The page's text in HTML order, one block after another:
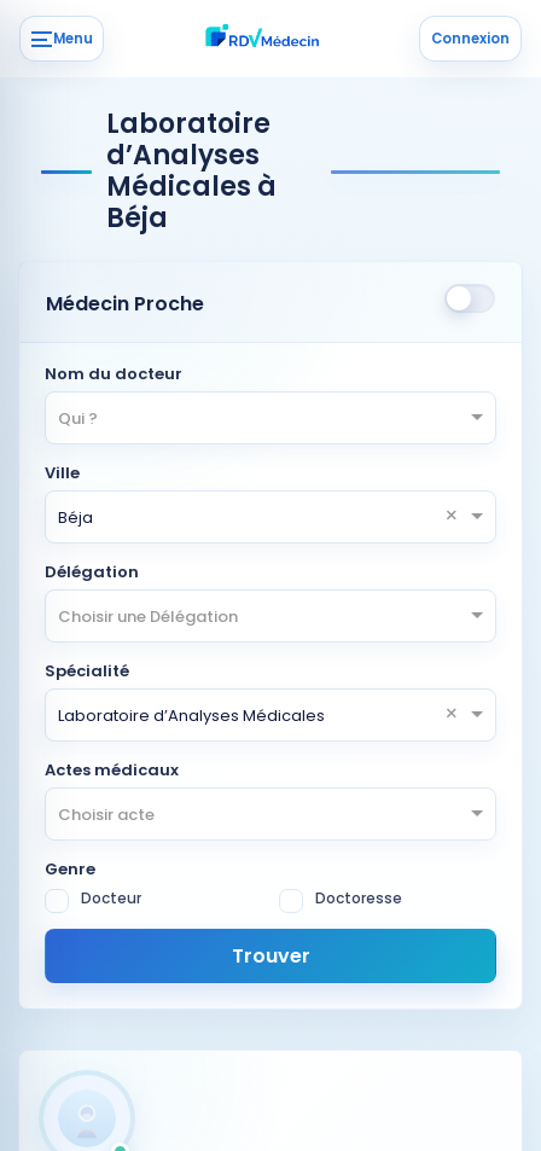
Menu Connexion
Laboratoire
d’Analyses
Médicales à
Béja
Médecin Proche
Nom du docteur
Qui ?
Ville
Béja
×
Délégation
Choisir une Délégation
Spécialité
Laboratoire d’Analyses Médicales
×
Actes médicaux
Choisir acte
Genre
Docteur Doctoresse
Trouver